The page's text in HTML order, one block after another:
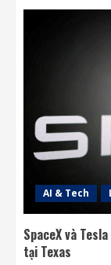
AI & Tech
SpaceX và
tại Texas